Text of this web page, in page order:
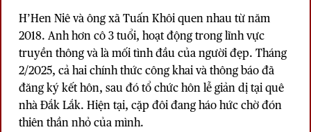
H’Hen Niê và ông xã Tuấn Khôi quen nhau từ năm
2018. Anh hơn cô 3 tuổi, hoạt động trong lĩnh vực
truyền thông và là mối tình đầu của người đẹp. Tháng
2/2025, cả hai chính thức công khai và thông báo đã
đăng ký kết hôn, sau đó tổ chức hôn lễ giản dị tại quê
nhà Đắk Lắk. Hiện tại, cặp đôi đang háo hức chờ đón
thiên thần nhỏ của mình.